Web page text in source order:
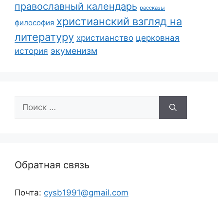
православный календарь рассказы
философия христианский взгляд на
литературу христианство церковная
история экуменизм
Поиск:
Обратная связь
Почта: cysb1991@gmail.com